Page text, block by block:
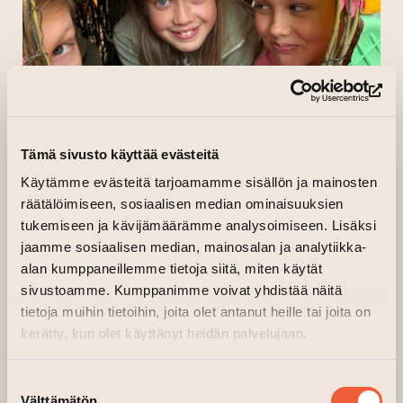
Tämä sivusto käyttää evästeitä
Käytämme evästeitä tarjoamamme sisällön ja mainosten
räätälöimiseen, sosiaalisen median ominaisuuksien
tukemiseen ja kävijämäärämme analysoimiseen. Lisäksi
jaamme sosiaalisen median, mainosalan ja analytiikka-
alan kumppaneillemme tietoja siitä, miten käytät
sivustoamme. Kumppanimme voivat yhdistää näitä
tietoja muihin tietoihin, joita olet antanut heille tai joita on
kerätty, kun olet käyttänyt heidän palvelujaan.
KIDEKO
Arkitektskola Kideko är en läroanstalt grundad
2023 som erbjuder arkitekturutbildning till barn
och unga i åldrarna 7-15. I grundskolan träffas
eleverna regelbundet 30 gånger per läsår.